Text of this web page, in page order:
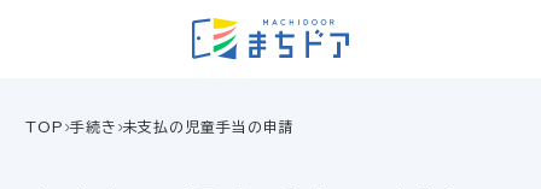
TOP 手続き 未支払の児童手当の申請